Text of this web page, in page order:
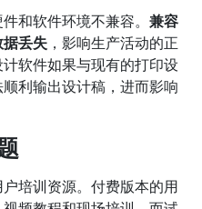
和软件环境不兼容。兼容
丢失 ，影响生产活动的正
软件如果与现有的打印设
利输出设计稿，进而影响
培训资源。付费版本的用